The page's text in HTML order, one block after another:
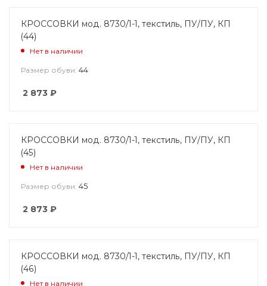
КРОССОВКИ мод. 8730/1-1, текстиль, ПУ/ПУ, КП
(44)
Нет в наличии
Размер обуви: 44
2 873 ₽
КРОССОВКИ мод. 8730/1-1, текстиль, ПУ/ПУ, КП
(45)
Нет в наличии
Размер обуви: 45
2 873 ₽
КРОССОВКИ мод. 8730/1-1, текстиль, ПУ/ПУ, КП
(46)
Нет в наличии